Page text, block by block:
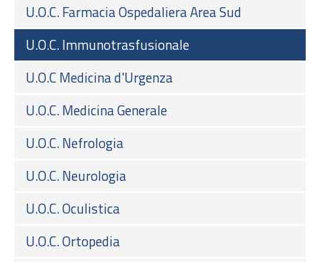
U.O.C. Farmacia Ospedaliera Area Sud
U.O.C. Immunotrasfusionale
U.O.C Medicina d'Urgenza
U.O.C. Medicina Generale
U.O.C. Nefrologia
U.O.C. Neurologia
U.O.C. Oculistica
U.O.C. Ortopedia